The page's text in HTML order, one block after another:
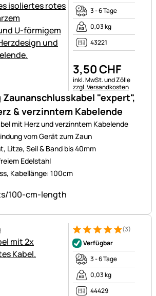
Zaunanschlusskabel "expert",
& verzinntem Kabelende
mit Herz und verzinntem Kabelende
vom Gerät zum Zaun
Litze, Seil & Band bis 40mm
Edelstahl
Kabellänge: 100cm
3 - 6 Tage
0,03 kg
43221
3,50CHF
Steuerhinweis:
inkl. MwSt. und Zölle
zzgl. Versandkosten
Bewertung: 5 von 5 (3
3 Bewertungen
(3)
Verfügbar
3 - 6 Tage
0,03 kg
44429